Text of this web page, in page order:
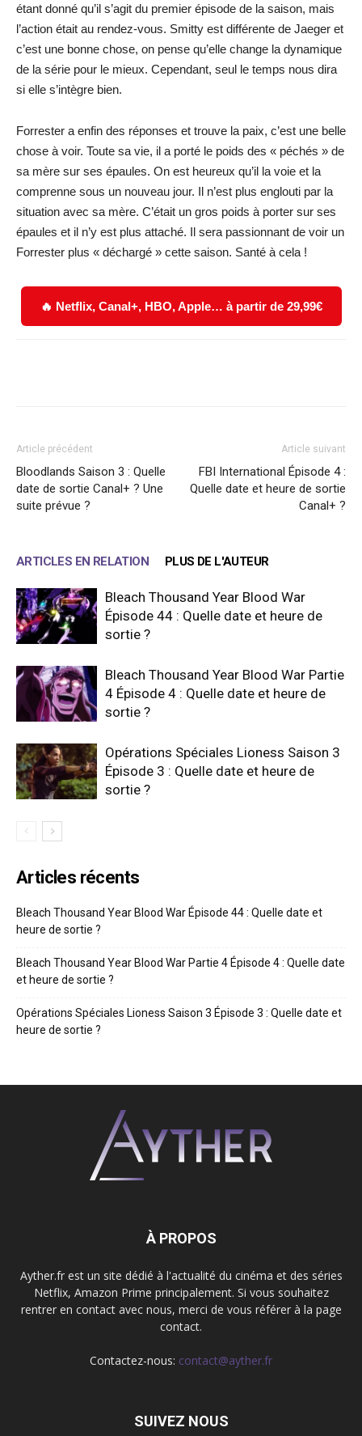
étant donné qu’il s’agit du premier épisode de la saison, mais
l’action était au rendez-vous. Smitty est différente de Jaeger et
c’est une bonne chose, on pense qu’elle change la dynamique
de la série pour le mieux. Cependant, seul le temps nous dira
si elle s’intègre bien.
Forrester a enfin des réponses et trouve la paix, c’est une belle
chose à voir. Toute sa vie, il a porté le poids des « péchés » de
sa mère sur ses épaules. On est heureux qu’il la voie et la
comprenne sous un nouveau jour. Il n’est plus englouti par la
situation avec sa mère. C’était un gros poids à porter sur ses
épaules et il n’y est plus attaché. Il sera passionnant de voir un
Forrester plus « déchargé » cette saison. Santé à cela !
🔥 Netflix, Canal+, HBO, Apple… à partir de 29,99€
Article précédent
Bloodlands Saison 3 : Quelle
date de sortie Canal+ ? Une
suite prévue ?
Article suivant
FBI International Épisode 4 :
Quelle date et heure de sortie
Canal+ ?
ARTICLES EN RELATION PLUS DE L'AUTEUR
Bleach Thousand Year Blood War
Épisode 44 : Quelle date et heure de
sortie ?
Bleach Thousand Year Blood War Partie
4 Épisode 4 : Quelle date et heure de
sortie ?
Opérations Spéciales Lioness Saison 3
Épisode 3 : Quelle date et heure de
sortie ?
Articles récents
Bleach Thousand Year Blood War Épisode 44 : Quelle date et
heure de sortie ?
Bleach Thousand Year Blood War Partie 4 Épisode 4 : Quelle date
et heure de sortie ?
Opérations Spéciales Lioness Saison 3 Épisode 3 : Quelle date et
heure de sortie ?
À PROPOS
Ayther.fr est un site dédié à l'actualité du cinéma et des séries
Netflix, Amazon Prime principalement. Si vous souhaitez
rentrer en contact avec nous, merci de vous référer à la page
contact.
Contactez-nous: contact@ayther.fr
SUIVEZ NOUS